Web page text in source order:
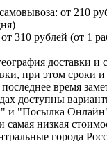
от 210
310 рублей (от 1
доставки и
при этом сроки и
время
доступны
и "Посылка
самая низкая
города